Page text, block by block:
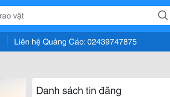
Liên hệ Quảng Cáo: 02439747875
Danh sách tin đăng